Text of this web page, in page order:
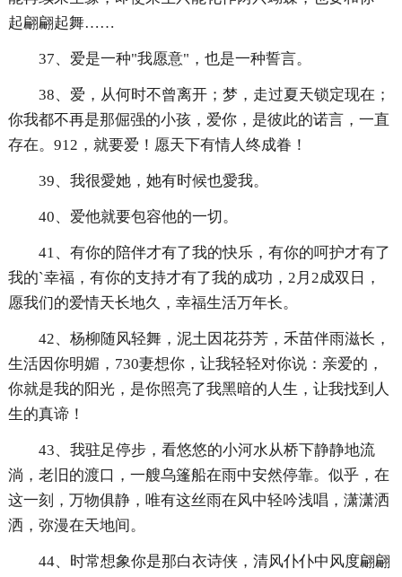
起翩翩起舞……
37、爱是一种"我愿意"，也是一种誓言。
38、爱，从何时不曾离开；梦，走过夏天锁定现在；
你我都不再是那倔强的小孩，爱你，是彼此的诺言，一直
存在。912，就要爱！愿天下有情人终成眷！
39、我很愛她，她有时候也愛我。
40、爱他就要包容他的一切。
41、有你的陪伴才有了我的快乐，有你的呵护才有了
我的`幸福，有你的支持才有了我的成功，2月2成双日，
愿我们的爱情天长地久，幸福生活万年长。
42、杨柳随风轻舞，泥土因花芬芳，禾苗伴雨滋长，
生活因你明媚，730妻想你，让我轻轻对你说：亲爱的，
你就是我的阳光，是你照亮了我黑暗的人生，让我找到人
生的真谛！
43、我驻足停步，看悠悠的小河水从桥下静静地流
淌，老旧的渡口，一艘乌篷船在雨中安然停靠。似乎，在
这一刻，万物俱静，唯有这丝雨在风中轻吟浅唱，潇潇洒
洒，弥漫在天地间。
44、时常想象你是那白衣诗侠，清风仆仆中风度翩翩